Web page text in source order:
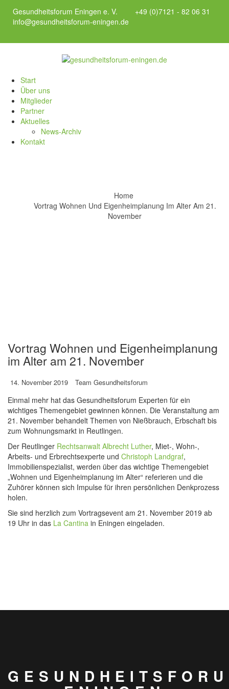
Gesundheitsforum Eningen e. V.
+49 (0)7121 - 82 06 31
info@gesundheitsforum-eningen.de
Start
Über uns
Mitglieder
Partner
Aktuelles
News-Archiv
Kontakt
Home
Vortrag Wohnen Und Eigenheimplanung Im Alter Am 21.
November
Vortrag Wohnen und Eigenheimplanung
im Alter am 21. November
14. November 2019 Team Gesundheitsforum
Einmal mehr hat das Gesundheitsforum Experten für ein
wichtiges Themengebiet gewinnen können. Die Veranstaltung am
21. November behandelt Themen von Nießbrauch, Erbschaft bis
zum Wohnungsmarkt in Reutlingen.
Der Reutlinger Rechtsanwalt Albrecht Luther, Miet-, Wohn-,
Arbeits- und Erbrechtsexperte und Christoph Landgraf,
Immobilienspezialist, werden über das wichtige Themengebiet
„Wohnen und Eigenheimplanung im Alter“ referieren und die
Zuhörer können sich Impulse für ihren persönlichen Denkprozess
holen.
Sie sind herzlich zum Vortragsevent am 21. November 2019 ab
19 Uhr in das La Cantina in Eningen eingeladen.